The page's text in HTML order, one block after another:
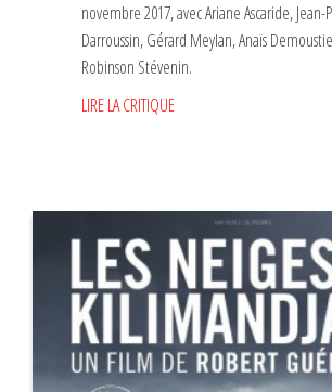
novembre 2017, avec Ariane Ascaride, Jean-
Darroussin, Gérard Meylan, Anaïs
Robinson Stévenin.
LIRE LA CRITIQUE